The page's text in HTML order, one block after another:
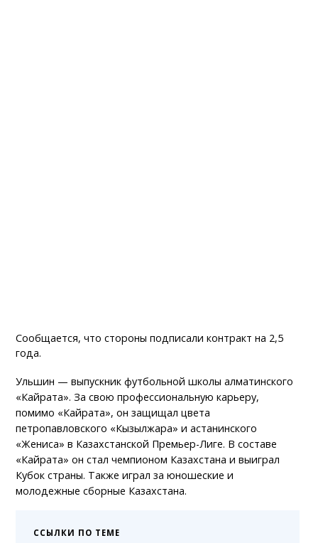
Сообщается, что стороны подписали контракт на 2,5
года.
Ульшин — выпускник футбольной школы алматинского
«Кайрата». За свою профессиональную карьеру,
помимо «Кайрата», он защищал цвета
петропавловского «Кызылжара» и астанинского
«Жениса» в Казахстанской Премьер-Лиге. В составе
«Кайрата» он стал чемпионом Казахстана и выиграл
Кубок страны. Также играл за юношеские и
молодежные сборные Казахстана.
ССЫЛКИ ПО ТЕМЕ